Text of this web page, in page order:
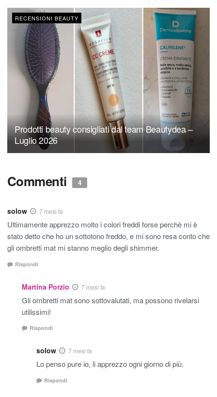
RECENSIONI BEAUTY
Prodotti beauty consigliati dal team Beautydea –
Luglio 2026
Commenti 4
solow 7 mesi fa
Ultimamente apprezzo molto i colori freddi forse perchè mi è
stato detto che ho un sottotono freddo, e mi sono resa conto che
gli ombretti mat mi stanno meglio degli shimmer.
Rispondi
Martina Porzio 7 mesi fa
Gli ombretti mat sono sottovalutati, ma possono rivelarsi
utilissimi!
Rispondi
solow 7 mesi fa
Lo penso pure io, li apprezzo ogni giorno di più.
Rispondi